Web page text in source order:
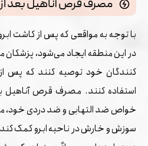
مصرف قرص آناهیل بعد
با توجه به مواقعی که پس از کاشت
در این منطقه ایجاد می‌شود،
کنندگان خود توصیه کنند که پس
استفاده کنند. مصرف قرص آناهیل
خواص ضد التهابی و ضد دردی خود،
سوزش و خارش در ناحیه ابرو کمک کند